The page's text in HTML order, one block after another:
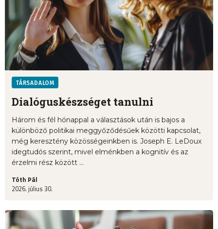
TÁRSADALOM
Dialóguskészséget tanulni
Három és fél hónappal a választások után is bajos a
különböző politikai meggyőződésűek közötti kapcsolat,
még keresztény közösségeinkben is. Joseph E. LeDoux
idegtudós szerint, mivel elménkben a kognitív és az
érzelmi rész között ...
Tóth Pál
2026. július 30.